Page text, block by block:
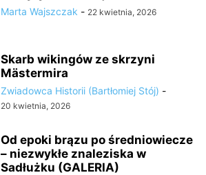
Marta Wajszczak - 22 kwietnia, 2026
Skarb wikingów ze skrzyni
Mästermira
Zwiadowca Historii (Bartłomiej Stój) -
20 kwietnia, 2026
Od epoki brązu po średniowiecze
– niezwykłe znaleziska w
Sadłużku (GALERIA)